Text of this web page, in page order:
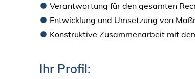
Verantwortung für den gesamten
Entwicklung und Umsetzung von
Konstruktive Zusammenarbeit mit
Ihr Profil: